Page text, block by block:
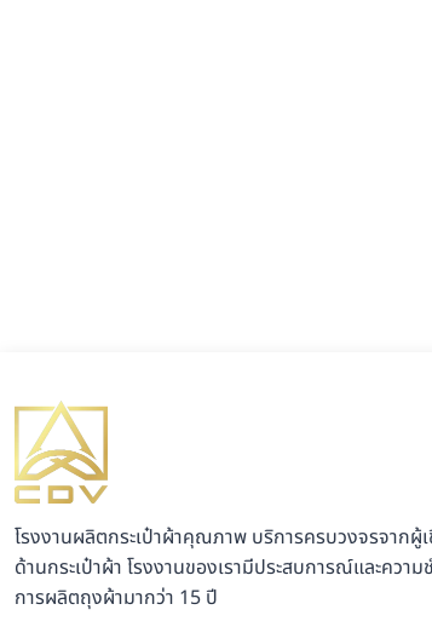
โรงงานผลิตกระเป๋าผ้าคุณภาพ บริการครบวงจรจากผู้
ด้านกระเป๋าผ้า โรงงานของเรามีประสบการณ์และควา
การผลิตถุงผ้ามากว่า 15 ปี